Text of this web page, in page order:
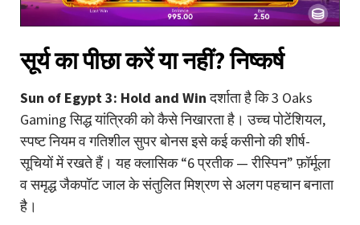
सूर्य का पीछा करें या नहीं? निष्कर्ष
Sun of Egypt 3: Hold and Winदर्शाता है कि 3 Oaks
Gaming सिद्ध यांत्रिकी को कैसे निखारता है। उच्च पोटेंशियल,
स्पष्ट नियम व गतिशील सुपर बोनस इसे कई कसीनो की शीर्ष-
सूचियों में रखते हैं। यह क्लासिक “6 प्रतीक — रीस्पिन” फ़ॉर्मूला
व समृद्ध जैकपॉट जाल के संतुलित मिश्रण से अलग पहचान बनाता
है।